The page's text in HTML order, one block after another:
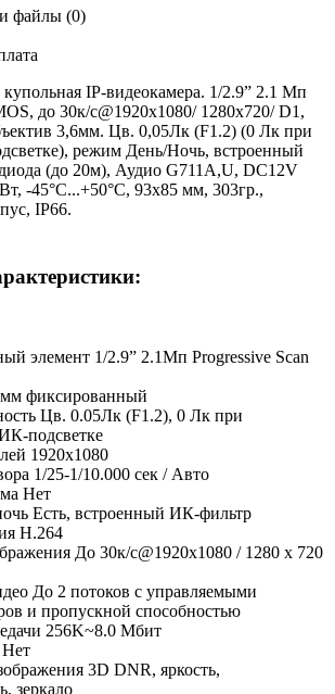
файлы (0)
IP-видеокамера. 1/2.9” 2.1 Мп
до 30к/с@1920х1080/ 1280x720/ D1,
3,6мм. Цв. 0,05Лк (F1.2) (0 Лк при
режим День/Ночь, встроенный
(до 20м), Аудио G711A,U, DC12V
-45°С...+50°С, 93х85 мм, 303гр.,
IP66.
элемент 1/2.9” 2.1Мп Progressive Scan
фиксированный
Цв. 0.05Лк (F1.2), 0 Лк при
подсветке
1920х1080
1/25-1/10.000 сек / Авто
Нет
Есть, встроенный ИК-фильтр
H.264
До 30к/с@1920х1080 / 1280 х 720
До 2 потоков с управляемыми
и пропускной способностью
256K~8.0 Мбит
3D DNR, яркость,
зеркало